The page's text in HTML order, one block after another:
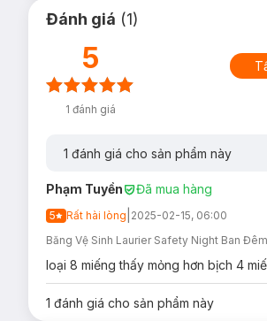
Đánh giá (1)
5
1 đánh giá
1 đánh giá cho sản phẩm này
Phạm Tuyền Đã mua hàng
5 Rất hài lòng 2025-02-15, 06:00
Băng Vệ Sinh Laurier Safety Night Ban
loại 8 miếng thấy mỏng hơn bịch 4
1 đánh giá cho sản phẩm này